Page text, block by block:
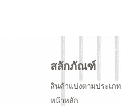
สลักภัณฑ์
สินค้าแบ่งตามประเภท
หน้าหลัก